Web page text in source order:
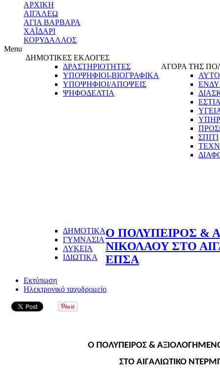
ΑΡΧΙΚΗ
ΑΙΓΑΛΕΩ
ΑΓΙΑ ΒΑΡΒΑΡΑ
ΧΑΪΔΑΡΙ
ΚΟΡΥΔΑΛΛΟΣ
Menu
ΔΗΜΟΤΙΚΕΣ ΕΚΛΟΓΕΣ
ΔΡΑΣΤΗΡΙΟΤΗΤΕΣ
ΥΠΟΨΗΦΙΟΙ-ΒΙΟΓΡΑΦΙΚΑ
ΥΠΟΨΗΦΙΟΙ/ΑΠΟΨΕΙΣ
ΨΗΦΟΔΕΛΤΙΑ
ΑΓΟΡΑ ΤΗΣ
ΣΠΙΤΙ
ΔΗΜΟΤΙΚΑ
ΓΥΜΝΑΣΙΑ
ΛΥΚΕΙΑ
ΙΔΙΩΤΙΚΑ
Ο ΠΟΛΥΠΕΙΡΟΣ &
ΝΙΚΟΛΑΟΥ ΣΤΟ
ΕΠΣΑ
Εκτύπωση
Ηλεκτρονικό ταχυδρομείο
Ο ΠΟΛΥΠΕΙΡΟΣ &
ΣΤΟ ΑΙΓΑΛΙΩΤΙΚΟ